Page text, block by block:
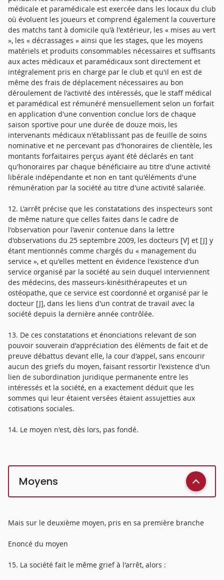
médicale et paramédicale est exercée dans les locaux du club
où évoluent les joueurs et comprend également la couverture
des matchs tant à domicile qu'à l'extérieur, les « mises au vert
», les « décrassages » ainsi que les stages, que les moyens
matériels et produits consommables nécessaires et suffisants
aux actes médicaux et paramédicaux sont directement et
intégralement pris en charge par le club et qu'il en est de
même des frais de déplacement nécessaires au bon
déroulement de l'activité des intéressés, que le staff médical
et paramédical est rémunéré mensuellement selon un forfait
en application d'une convention conclue lors de chaque
saison sportive pour une durée de douze mois, les
intervenants médicaux n'établissant pas de feuille de soins
nominative et ne percevant pas d'honoraires de clientèle, les
montants forfaitaires perçus ayant été déclarés en tant
qu'honoraires par chaque bénéficiaire au titre d'une activité
libérale indépendante et non en tant qu'éléments d'une
rémunération par la société au titre d'une activité salariée.
12. L'arrêt précise que les constatations des inspecteurs sont
de même nature que celles faites dans le cadre de
l'observation pour l'avenir contenue dans la lettre
d'observations du 25 septembre 2009, les docteurs [V] et [J] y
étant mentionnés comme chargés du « management du
service », et qu'elles mettent en évidence l'existence d'un
service organisé par la société au sein duquel interviennent
des médecins, des masseurs-kinésithérapeutes et un
ostéopathe, que ce service est coordonné et organisé par le
docteur [J], dans les liens d'un contrat de travail avec la
société depuis la dernière année contrôlée.
13. De ces constatations et énonciations relevant de son
pouvoir souverain d'appréciation des éléments de fait et de
preuve débattus devant elle, la cour d'appel, sans encourir
aucun des griefs du moyen, faisant ressortir l'existence d'un
lien de subordination juridique permanente entre les
intéressés et la société, en a exactement déduit que les
sommes qui leur étaient versées étaient assujetties aux
cotisations sociales.
14. Le moyen n'est, dès lors, pas fondé.
Moyens
Mais sur le deuxième moyen, pris en sa première branche
Enoncé du moyen
15. La société fait le même grief à l'arrêt, alors :